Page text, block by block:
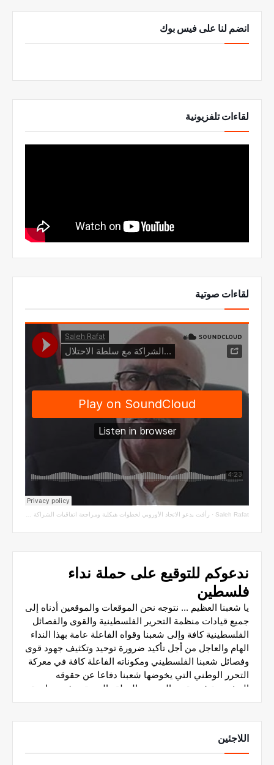
انضم لنا على فيس بوك
لقاءات تلفزيونية
لقاءات صوتية
Saleh Rafat
· رأفت يدعو الاتحاد الأوروبي لخطوات هيكلية ومراجعة اتفاقيات الشراكة مع سلطة الاحتلال
اللاجئين